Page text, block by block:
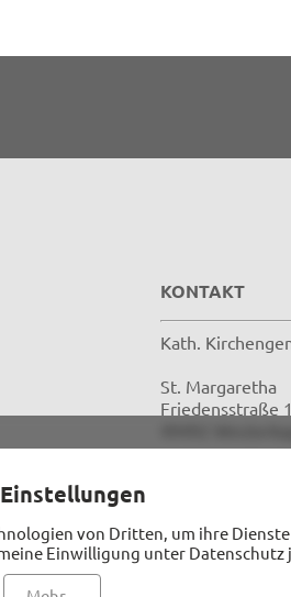
KONTAKT
Kath.
St. Margaretha
Friedensstraße
stmargaretha-
von Dritten, um ihre
Einwilligung unter